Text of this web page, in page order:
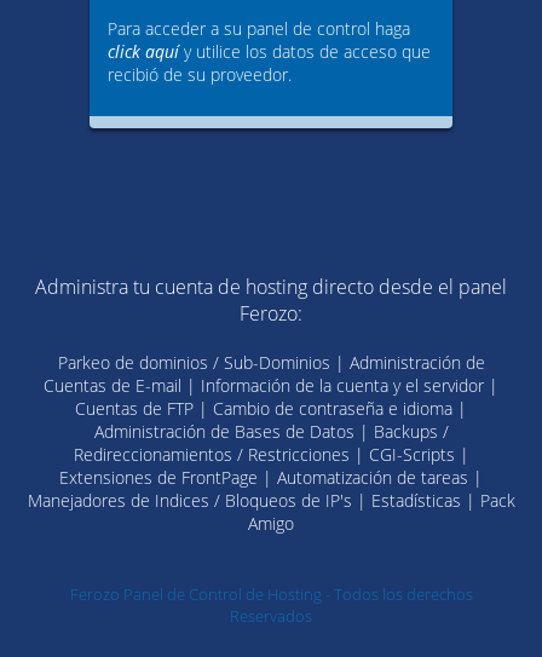
Para acceder a su panel de control haga
click aquíy utilice los datos de acceso que
recibió de su proveedor.
Administra tu cuenta de hosting directo desde el panel
Ferozo:
Parkeo de dominios / Sub-Dominios | Administración de
Cuentas de E-mail | Información de la cuenta y el servidor |
Cuentas de FTP | Cambio de contraseña e idioma |
Administración de Bases de Datos | Backups /
Redireccionamientos / Restricciones | CGI-Scripts |
Extensiones de FrontPage | Automatización de tareas |
Manejadores de Indices / Bloqueos de IP's | Estadísticas | Pack
Amigo
Ferozo Panel de Control de Hosting - Todos los derechos
Reservados